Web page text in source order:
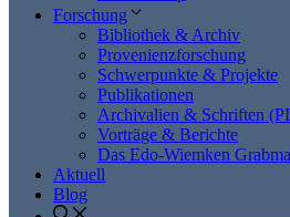
Forschung
Bibliothek & Archiv
Provenienzforschung
Schwerpunkte & Projekte
Publikationen
Archivalien & Schriften
Vorträge & Berichte
Das Edo-Wiemken
Aktuell
Blog